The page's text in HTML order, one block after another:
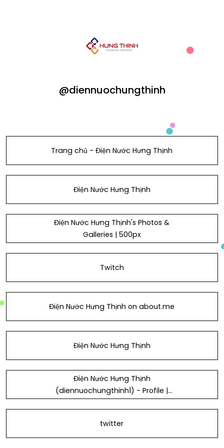
@diennuochungthinh
Trang chủ - Điện Nước Hưng Thịnh
Điện Nước Hưng Thịnh
Điện Nước Hưng Thịnh's Photos &
Galleries | 500px
Twitch
Điện Nước Hưng Thịnh on about.me
Điện Nước Hưng Thịnh
Điện Nước Hưng Thịnh
(diennuochungthinh1) - Profile |
twitter